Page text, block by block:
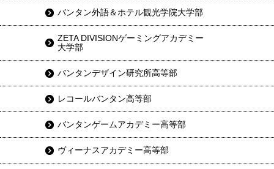
バンタン外語＆ホテル観光学院大学部
ZETA DIVISIONゲーミングアカデミー
大学部
バンタンデザイン研究所高等部
レコールバンタン高等部
バンタンゲームアカデミー高等部
ヴィーナスアカデミー高等部